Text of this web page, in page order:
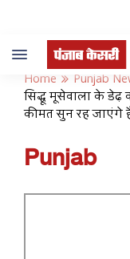
Toggle
navigation
Home
Punjab
सिद्धू मूसेवाला के डेढ़
कीमत सुन रह जाएंगे
Punjab